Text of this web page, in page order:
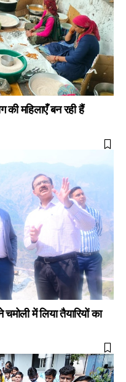
महिलाएँ बन रही हैं
में लिया तैयारियों का